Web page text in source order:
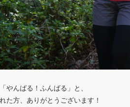
やんばる！ふんばる」と、
た方、ありがとうございます！